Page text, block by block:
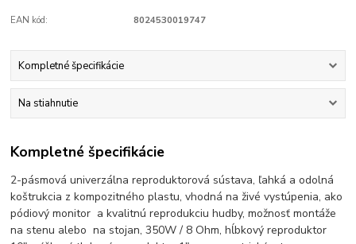
EAN kód: 8024530019747
Kompletné špecifikácie
Na stiahnutie
Kompletné špecifikácie
2-pásmová univerzálna reproduktorová sústava, ľahká a odolná
koštrukcia z kompozitného plastu, vhodná na živé vystúpenia, ako
pódiový monitor a kvalitnú reprodukciu hudby, možnosť montáže
na stenu alebo na stojan, 350W / 8 Ohm, hĺbkový reproduktor